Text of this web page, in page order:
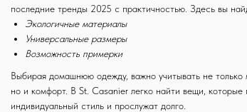
последние тренды 2025 с практичностью. Здесь вы
Экологичные материалы
Универсальные размеры
Возможность примерки
Выбирая домашнюю одежду, важно учитывать не только
но и комфорт. В St. Casanier легко найти вещи, которые
индивидуальный стиль и прослужат долго.